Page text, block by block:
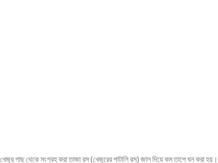
খেজুর গাছ থেকে সংগ্রহ করা তাজা রস (খেজুরের পাটালি রস) জাল দিয়ে কম তাপে ঘন করা হয়।